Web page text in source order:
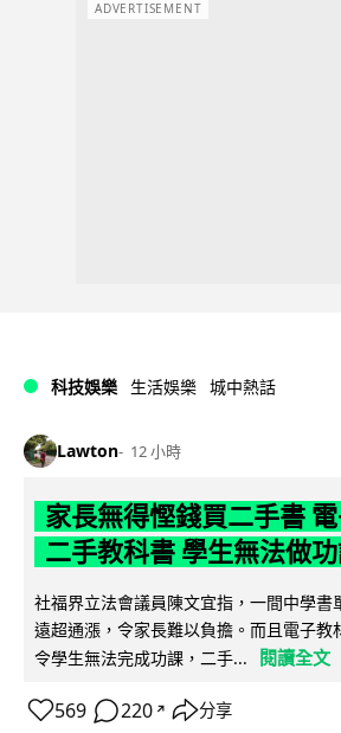
ADVERTISEMENT
科技娛樂 生活娛樂 城中熱話
Lawton 12 小時
家長無得慳錢買二手書
二手教科書 學生無法做
社福界立法會議員陳文宜指，一間中學書
遠超通漲，令家長難以負擔。而且電子教
令學生無法完成功課，二手...
閱讀全文
569 220 ↗ 分享